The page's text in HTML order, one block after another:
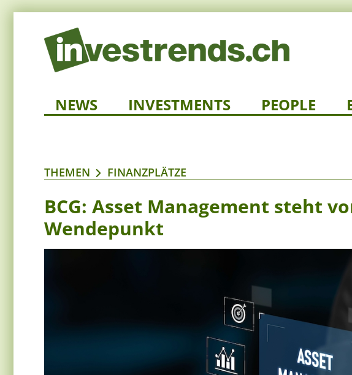
NEWS INVESTMENTS PEOPLE
THEMEN FINANZPLÄTZE
BCG: Asset Management steht
Wendepunkt